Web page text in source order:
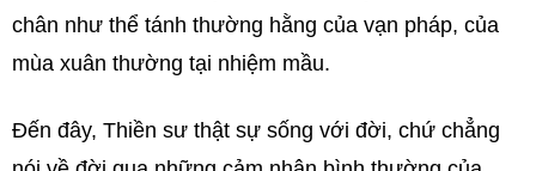
chân như thể tánh thường hằng của vạn pháp, của
mùa xuân thường tại nhiệm mầu.
Đến đây, Thiền sư thật sự sống với đời, chứ chẳng